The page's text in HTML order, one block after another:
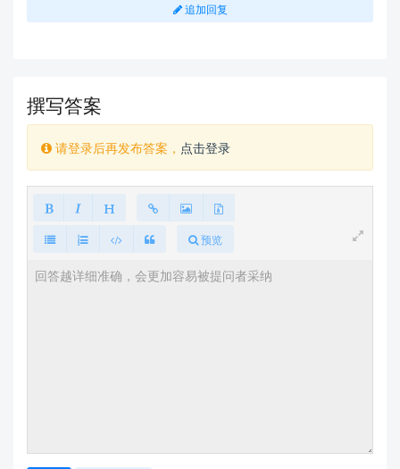
追加回复
撰写答案
请登录后再发布答案， 点击登录
预览